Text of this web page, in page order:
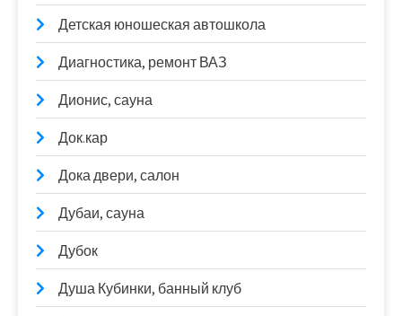
Детская юношеская автошкола
Диагностика, ремонт ВАЗ
Дионис, сауна
Док.кар
Дока двери, салон
Дубаи, сауна
Дубок
Душа Кубинки, банный клуб